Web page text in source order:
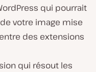
qui pourrait
votre image mise
des extensions
qui résout les